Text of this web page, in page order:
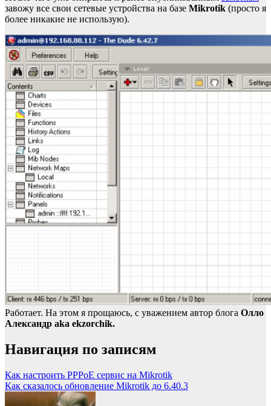
завожу все свои сетевые устройства на базе Mikrotik (просто я
более никакие не использую).
Работает. На этом я прощаюсь, с уважением автор блога Олло
Александр aka ekzorchik.
Навигация по записям
Как настроить PPPoE сервис на Mikrotik
Как сказалось обновление Mikrotik до 6.40.3